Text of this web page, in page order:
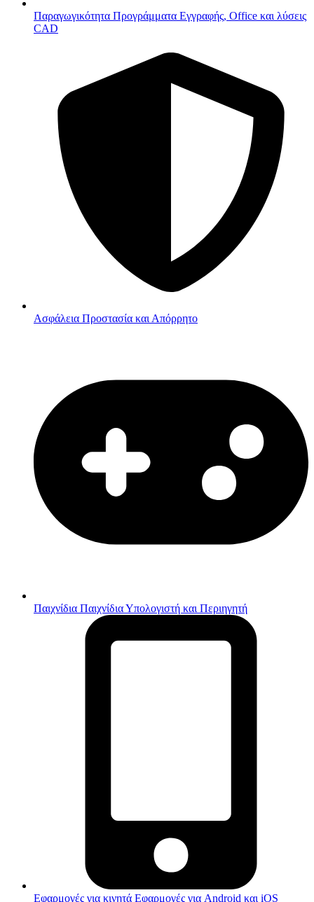
Παραγωγικότητα Προγράμματα Εγγραφής, Office και λύσεις
CAD
Ασφάλεια Προστασία και Απόρρητο
Παιχνίδια Παιχνίδια Υπολογιστή και Περιηγητή
Εφαρμογές για κινητά Εφαρμογές για Android και iOS